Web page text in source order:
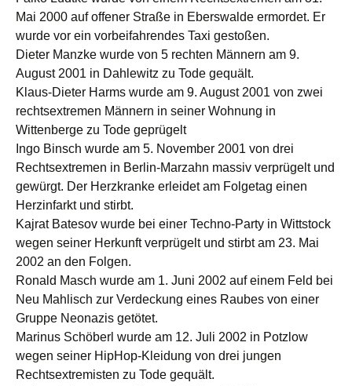
Mai 2000 auf offener Straße in Eberswalde ermordet. Er
wurde vor ein vorbeifahrendes Taxi gestoßen.
Dieter Manzke wurde von 5 rechten Männern am 9.
August 2001 in Dahlewitz zu Tode gequält.
Klaus-Dieter Harms wurde am 9. August 2001 von zwei
rechtsextremen Männern in seiner Wohnung in
Wittenberge zu Tode geprügelt
Ingo Binsch wurde am 5. November 2001 von drei
Rechtsextremen in Berlin-Marzahn massiv verprügelt und
gewürgt. Der Herzkranke erleidet am Folgetag einen
Herzinfarkt und stirbt.
Kajrat Batesov wurde bei einer Techno-Party in Wittstock
wegen seiner Herkunft verprügelt und stirbt am 23. Mai
2002 an den Folgen.
Ronald Masch wurde am 1. Juni 2002 auf einem Feld bei
Neu Mahlisch zur Verdeckung eines Raubes von einer
Gruppe Neonazis getötet.
Marinus Schöberl wurde am 12. Juli 2002 in Potzlow
wegen seiner HipHop-Kleidung von drei jungen
Rechtsextremisten zu Tode gequält.